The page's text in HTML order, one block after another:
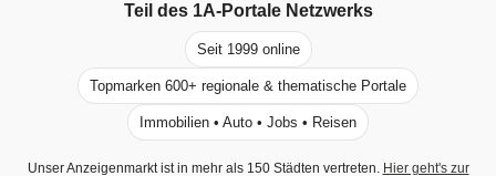
Teil des 1A-PortaleNetzwerks
Seit 1999 online
Topmarken 600+ regionale & thematische Portale
Immobilien • Auto • Jobs • Reisen
Unser Anzeigenmarkt ist in mehr als 150 Städten vertreten. Hier geht's zur